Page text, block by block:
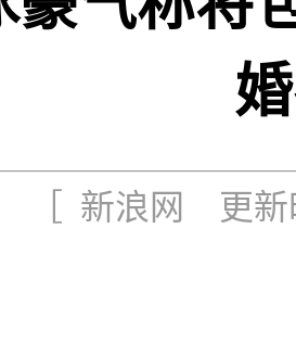
［ 新浪网 更